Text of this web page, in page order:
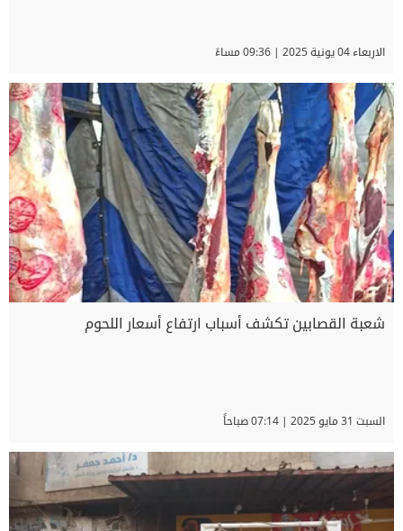
الاربعاء 04 يونية 2025 | 09:36 مساءً
شعبة القصابين تكشف أسباب ارتفاع أسعار اللحوم
السبت 31 مايو 2025 | 07:14 صباحاً